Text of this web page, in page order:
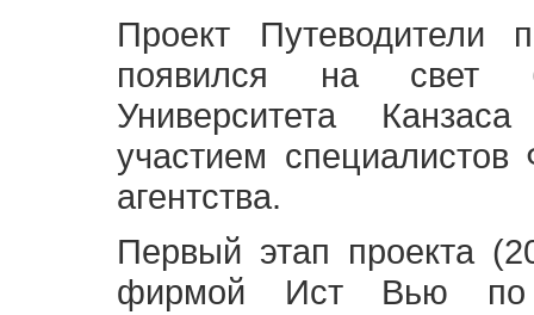
Проект Путеводители
появился на свет
Университета
участием специалистов
агентства.
Первый этап проекта
фирмой Ист Вью по